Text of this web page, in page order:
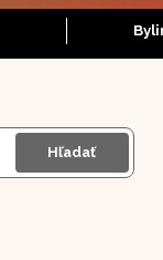
Hľadať